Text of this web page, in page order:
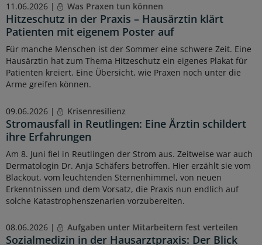
11.06.2026 | Was Praxen tun können
Hitzeschutz in der Praxis – Hausärztin klärt
Patienten mit eigenem Poster auf
Für manche Menschen ist der Sommer eine schwere Zeit. Eine
Hausärztin hat zum Thema Hitzeschutz ein eigenes Plakat für
Patienten kreiert. Eine Übersicht, wie Praxen noch unter die
Arme greifen können.
09.06.2026 | Krisenresilienz
Stromausfall in Reutlingen: Eine Ärztin schildert
ihre Erfahrungen
Am 8. Juni fiel in Reutlingen der Strom aus. Zeitweise war auch
Dermatologin Dr. Anja Schäfers betroffen. Hier erzählt sie vom
Blackout, vom leuchtenden Sternenhimmel, von neuen
Erkenntnissen und dem Vorsatz, die Praxis nun endlich auf
solche Katastrophenszenarien vorzubereiten.
08.06.2026 | Aufgaben unter Mitarbeitern fest verteilen
Sozialmedizin in der Hausarztpraxis: Der Blick